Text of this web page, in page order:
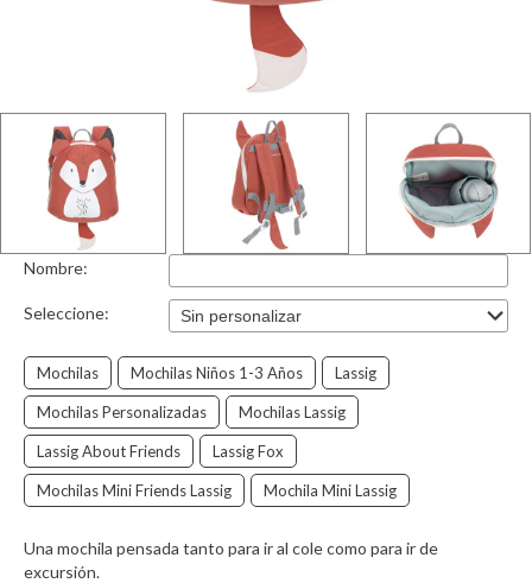
Nombre:
Seleccione:
Mochilas Mochilas Niños 1-3 Años Lassig
Mochilas Personalizadas Mochilas Lassig
Lassig About Friends Lassig Fox
Mochilas Mini Friends Lassig Mochila Mini Lassig
Una mochila pensada tanto para ir al cole como para ir de
excursión.